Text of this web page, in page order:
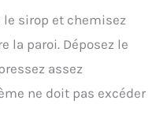
sirop et chemisez
la paroi. Déposez le
assez
ne doit pas excéder